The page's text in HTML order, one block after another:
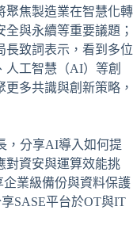
聚焦製造業在智慧化轉
與永續等重要議題；
長致詞表示，看到多位
人工智慧（AI）等創
多共識與創新策略，
，分享AI導入如何提
對資安與運算效能挑
企業級備份與資料保護
SASE平台於OT與IT